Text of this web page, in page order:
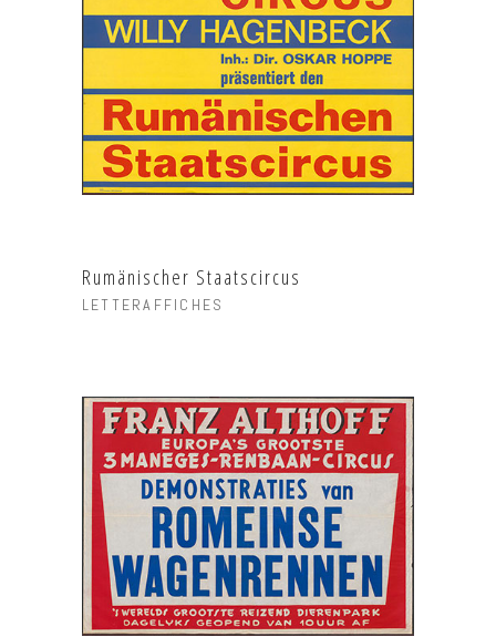
Rumänischer Staatscircus
LETTERAFFICHES